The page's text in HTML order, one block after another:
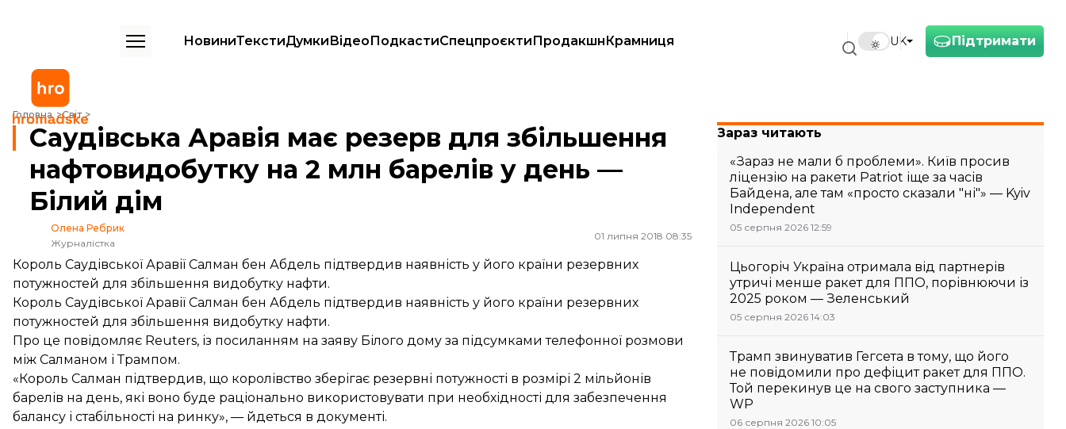
Підтримати
UK
НовиниТекстиДумкиВідеоПодкастиСпецпроєктиПродакшнКрамниця
Головна Світ
Саудівська Аравія має резерв для збільшення нафтовидобутку на 2 млн барелів у день — Білий дім
Саудівська Аравія має резерв для збільшення
нафтовидобутку на 2 млн барелів у день —
Білий дім
Олена Ребрик
Журналістка
01 липня 2018 08:35
Король Саудівської Аравії Салман бен Абдель підтвердив наявність у його країни резервних
потужностей для збільшення видобутку нафти.
Король Саудівської Аравії Салман бен Абдель підтвердив наявність у його країни резервних
потужностей для збільшення видобутку нафти.
Про це повідомляє Reuters, із посиланням на заяву Білого дому за підсумками телефонної розмови
між Салманом і Трампом.
«Король Салман підтвердив, що королівство зберігає резервні потужності в розмірі 2 мільйонів
барелів на день, які воно буде раціонально використовувати при необхідності для забезпечення
балансу і стабільності на ринку», — йдеться в документі.
Зараз читають
«Зараз не мали б проблеми». Київ просив
ліцензію на ракети Patriot іще за часів
Байдена, але там «просто сказали "ні"» — Kyiv
Independent
05 серпня 2026 12:59
Цьогоріч Україна отримала від партнерів
утричі менше ракет для ППО, порівнюючи із
2025 роком — Зеленський
05 серпня 2026 14:03
Трамп звинуватив Гегсета в тому, що його
не повідомили про дефіцит ракет для ППО.
Той перекинув це на свого заступника —
WP
06 серпня 2026 10:05